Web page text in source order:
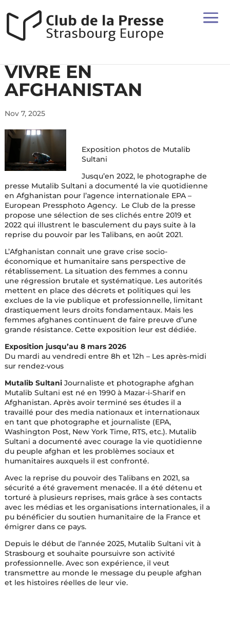
VIVRE EN
AFGHANISTAN
Nov 7, 2025
Exposition photos de Mutalib
Sultani
Jusqu’en 2022, le photographe de
presse Mutalib Sultani a documenté la vie quotidienne
en Afghanistan pour l’agence internationale EPA –
European Pressphoto Agency. Le Club de la presse
propose une sélection de ses clichés entre 2019 et
2022 qui illustrent le basculement du pays suite à la
reprise du pouvoir par les Talibans, en août 2021.
L’Afghanistan connait une grave crise socio-
économique et humanitaire sans perspective de
rétablissement. La situation des femmes a connu
une régression brutale et systématique. Les autorités
mettent en place des décrets et politiques qui les
exclues de la vie publique et professionnelle, limitant
drastiquement leurs droits fondamentaux. Mais les
femmes afghanes continuent de faire preuve d’une
grande résistance. Cette exposition leur est dédiée.
Exposition jusqu’au 8 mars 2026
Du mardi au vendredi entre 8h et 12h – Les après-midi
sur rendez-vous
Mutalib Sultani Journaliste et photographe afghan
Mutalib Sultani est né en 1990 à Mazar-i-Sharif en
Afghanistan. Après avoir terminé ses études il a
travaillé pour des media nationaux et internationaux
en tant que photographe et journaliste (EPA,
Washington Post, New York Time, RTS, etc.). Mutalib
Sultani a documenté avec courage la vie quotidienne
du peuple afghan et les problèmes sociaux et
humanitaires auxquels il est confronté.
Avec la reprise du pouvoir des Talibans en 2021, sa
sécurité a été gravement menacée. Il a été détenu et
torturé à plusieurs reprises, mais grâce à ses contacts
avec les médias et les organisations internationales, il a
pu bénéficier du soutien humanitaire de la France et
émigrer dans ce pays.
Depuis le début de l’année 2025, Mutalib Sultani vit à
Strasbourg et souhaite poursuivre son activité
professionnelle. Avec son expérience, il veut
transmettre au monde le message du peuple afghan
et les histoires réelles de leur vie.